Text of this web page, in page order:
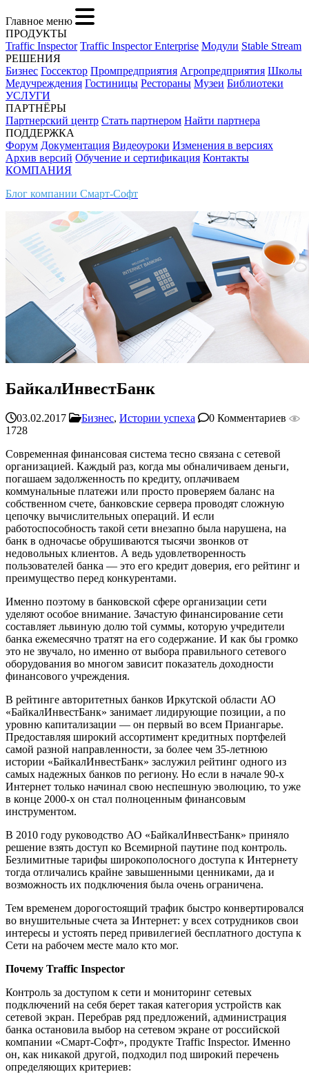
Главное меню
ПРОДУКТЫ
Traffic Inspector Traffic Inspector Enterprise Модули Stable Stream
РЕШЕНИЯ
Бизнес Госсектор Промпредприятия Агропредприятия Школы
Медучреждения Гостиницы Рестораны Музеи Библиотеки
УСЛУГИ
ПАРТНЁРЫ
Партнерский центр Стать партнером Найти партнера
ПОДДЕРЖКА
Форум Документация Видеоуроки Изменения в версиях
Архив версий Обучение и сертификация Контакты
КОМПАНИЯ
Блог компании Смарт-Софт
БайкалИнвестБанк
03.02.2017 Бизнес, Истории успеха
0 Комментариев
1728
Современная финансовая система тесно связана с сетевой
организацией. Каждый раз, когда мы обналичиваем деньги,
погашаем задолженность по кредиту, оплачиваем
коммунальные платежи или просто проверяем баланс на
собственном счете, банковские сервера проводят сложную
цепочку вычислительных операций. И если
работоспособность такой сети внезапно была нарушена, на
банк в одночасье обрушиваются тысячи звонков от
недовольных клиентов. А ведь удовлетворенность
пользователей банка — это его кредит доверия, его рейтинг и
преимущество перед конкурентами.
Именно поэтому в банковской сфере организации сети
уделяют особое внимание. Зачастую финансирование сети
составляет львиную долю той суммы, которую учредители
банка ежемесячно тратят на его содержание. И как бы громко
это не звучало, но именно от выбора правильного сетевого
оборудования во многом зависит показатель доходности
финансового учреждения.
В рейтинге авторитетных банков Иркутской области АО
«БайкалИнвестБанк» занимает лидирующие позиции, а по
уровню капитализации — он первый во всем Приангарье.
Предоставляя широкий ассортимент кредитных портфелей
самой разной направленности, за более чем 35-летнюю
истории «БайкалИнвестБанк» заслужил рейтинг одного из
самых надежных банков по региону. Но если в начале 90-х
Интернет только начинал свою неспешную эволюцию, то уже
в конце 2000-х он стал полноценным финансовым
инструментом.
В 2010 году руководство АО «БайкалИнвестБанк» приняло
решение взять доступ ко Всемирной паутине под контроль.
Безлимитные тарифы широкополосного доступа к Интернету
тогда отличались крайне завышенными ценниками, да и
возможность их подключения была очень ограничена.
Тем временем дорогостоящий трафик быстро конвертировался
во внушительные счета за Интернет: у всех сотрудников свои
интересы и устоять перед привилегией бесплатного доступа к
Сети на рабочем месте мало кто мог.
Почему Traffic Inspector
Контроль за доступом к сети и мониторинг сетевых
подключений на себя берет такая категория устройств как
сетевой экран. Перебрав ряд предложений, администрация
банка остановила выбор на сетевом экране от российской
компании «Смарт-Софт», продукте Traffic Inspector. Именно
он, как никакой другой, подходил под широкий перечень
определяющих критериев: